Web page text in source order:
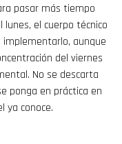
pasar más tiempo
el cuerpo técnico
aunque
del viernes
No se descarta
ponga en práctica en
ya conoce.